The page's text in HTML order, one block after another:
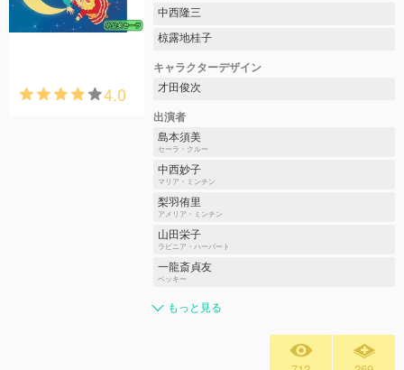
4.0
中西隆三
椋露地桂子
キャラクターデザイン
才田俊次
出演者
島本須美
セーラ・クルー
中西妙子
マリア・ミンチン
梨羽侑里
アメリア・ミンチン
山田栄子
ラビニア・ハーバート
一龍斎貞友
ベッキー
もっと見る